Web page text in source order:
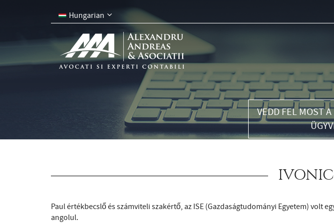
Hungarian
VEDD FEL MOST
Paul értékbecslő és számviteli szakértő, az ISE (Gazdaságtudományi Egyetem) volt
angolul.